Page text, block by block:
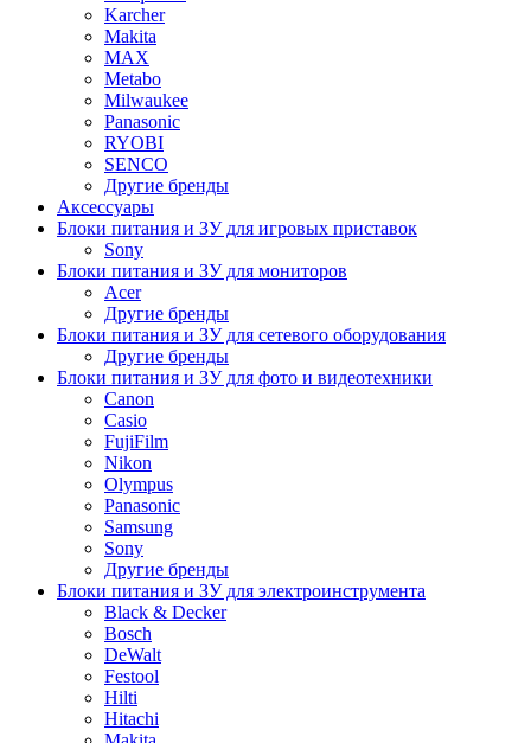
Karcher
Makita
MAX
Metabo
Milwaukee
Panasonic
RYOBI
SENCO
Другие бренды
Аксессуары
Блоки питания и ЗУ для игровых приставок
Sony
Блоки питания и ЗУ для мониторов
Acer
Другие бренды
Блоки питания и ЗУ для сетевого оборудования
Другие бренды
Блоки питания и ЗУ для фото и видеотехники
Canon
Casio
FujiFilm
Nikon
Olympus
Panasonic
Samsung
Sony
Другие бренды
Блоки питания и ЗУ для электроинструмента
Black & Decker
Bosch
DeWalt
Festool
Hilti
Hitachi